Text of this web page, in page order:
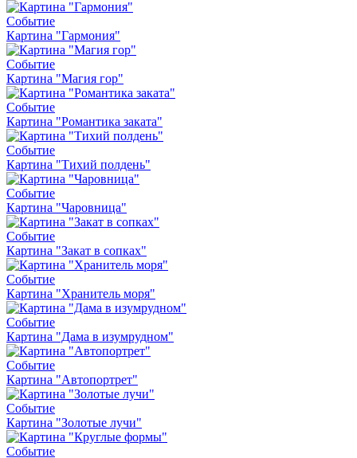
Событие
Картина "Гармония"
Событие
Картина "Магия гор"
Событие
Картина "Романтика заката"
Событие
Картина "Тихий полдень"
Событие
Картина "Чаровница"
Событие
Картина "Закат в сопках"
Событие
Картина "Хранитель моря"
Событие
Картина "Дама в изумрудном"
Событие
Картина "Автопортрет"
Событие
Картина "Золотые лучи"
Событие